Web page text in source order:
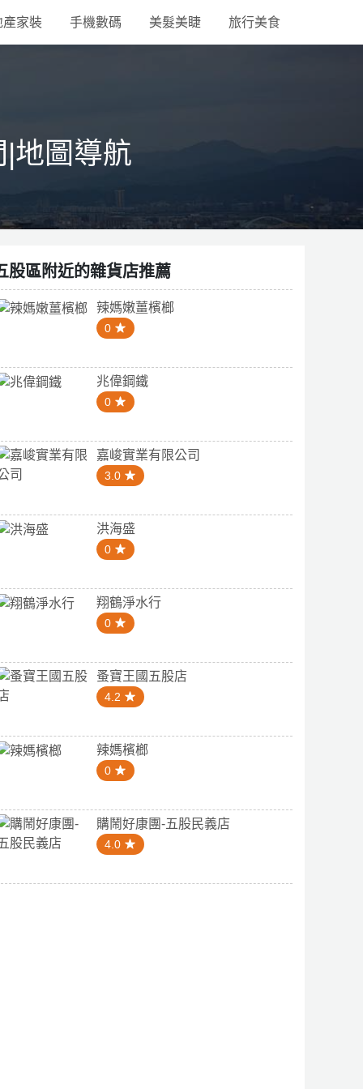
產家裝 手機數碼 美髮美睫 旅行美食
地圖導航
股區附近的雜貨店推薦
辣媽嫩薑檳榔
0
兆偉鋼鐵
0
嘉峻實業有限公司
3.0
洪海盛
0
翔鶴淨水行
0
蚤寶王國五股店
4.2
辣媽檳榔
0
購鬧好康團-五股民義店
4.0